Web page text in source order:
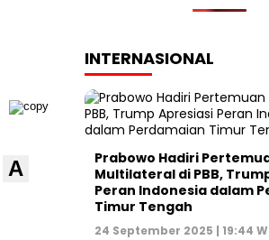
A
INTERNASIONAL
Prabowo Hadiri
Multilateral di PBB,
Peran Indonesia dalam
Timur Tengah
24 September 2025 | 19:44